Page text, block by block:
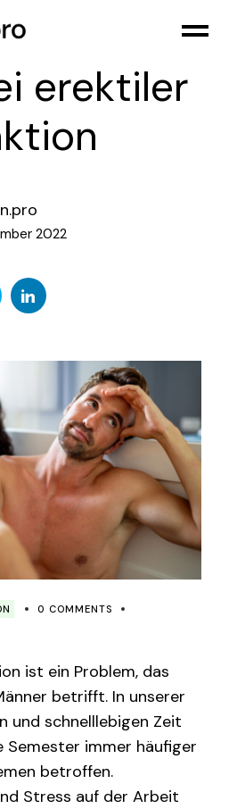
erektiler
2022
0 COMMENTS
ist ein Problem, das
betrifft. In unserer
und schnelllebigen Zeit
Semester immer häufiger
betroffen.
Stress auf der Arbeit